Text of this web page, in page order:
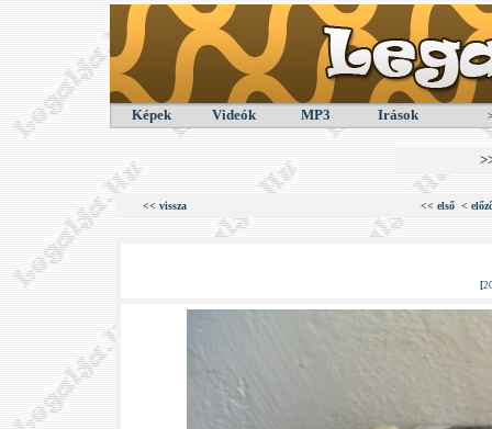
Képek Videók MP3 Irások
<< vissza << első <
[